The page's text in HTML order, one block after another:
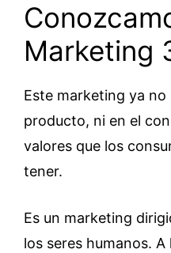
Marketing
Este marketing ya no
producto, ni en el
valores que los
tener.
Es un marketing
los seres humanos. A